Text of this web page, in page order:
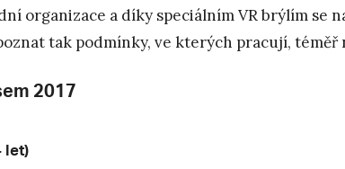
organizace a díky speciálním VR brýlím se
tak podmínky, ve kterých pracují, téměř
2017
let)